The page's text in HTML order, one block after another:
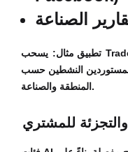
الصناعة
تطبيق مثال: يسحب TradeLink Insights من Saleai البيانات
النشطين حسب
المنطقة والصناعة.